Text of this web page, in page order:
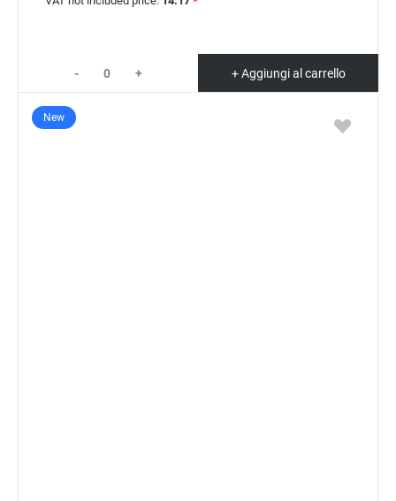
- + + Aggiungi al carrello
New